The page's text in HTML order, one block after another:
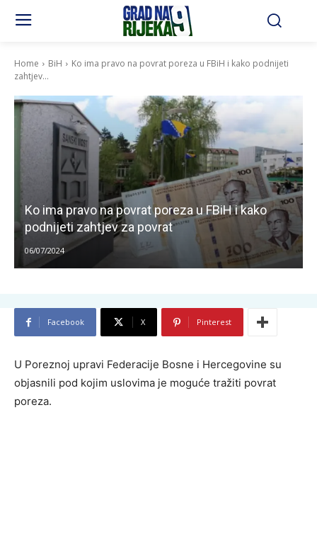
Home BiH
Ko ima pravo na povrat poreza u FBiH i kako podnijeti
zahtjev...
Ko ima pravo na povrat poreza u FBiH i kako
podnijeti zahtjev za povrat
06/07/2024
Facebook X Pinterest
U Poreznoj upravi Federacije Bosne i Hercegovine su
objasnili pod kojim uslovima je moguće tražiti povrat
poreza.